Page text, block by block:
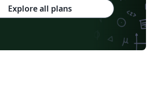
Explore all plans